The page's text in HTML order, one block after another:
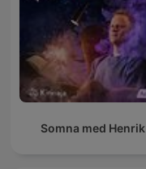
Somna med Henrik